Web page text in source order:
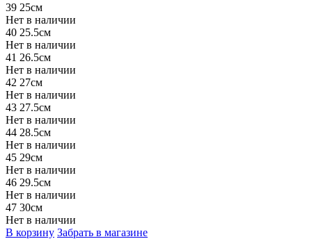
39 25см
Нет в наличии
40 25.5см
Нет в наличии
41 26.5см
Нет в наличии
42 27см
Нет в наличии
43 27.5см
Нет в наличии
44 28.5см
Нет в наличии
45 29см
Нет в наличии
46 29.5см
Нет в наличии
47 30см
Нет в наличии
В корзину Забрать в магазине